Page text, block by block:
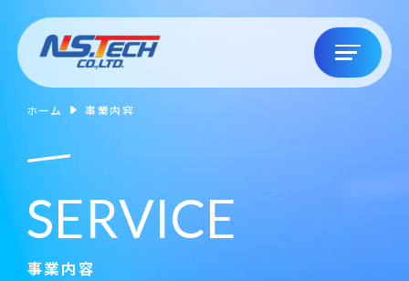
ホーム 事業内容
SERVICE
事業内容